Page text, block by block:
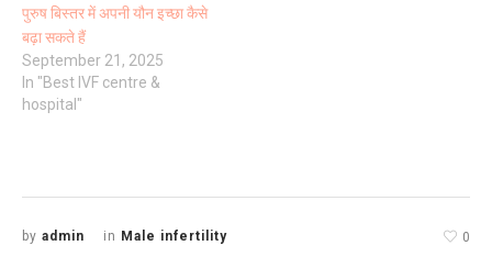
पुरुष बिस्तर में अपनी यौन इच्छा कैसे
बढ़ा सकते हैं
September 21, 2025
In "Best IVF centre &
hospital"
by admin in Male infertility 0